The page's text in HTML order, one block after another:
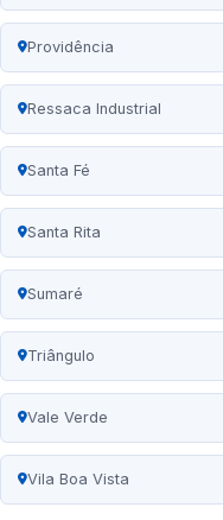
Providência
Ressaca Industrial
Santa Fé
Santa Rita
Sumaré
Triângulo
Vale Verde
Vila Boa Vista